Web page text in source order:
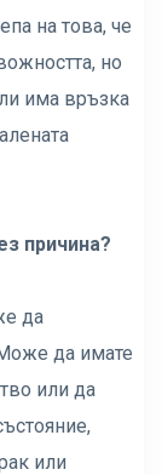
на това, че
но
има връзка
причина?
да
да имате
или да
или